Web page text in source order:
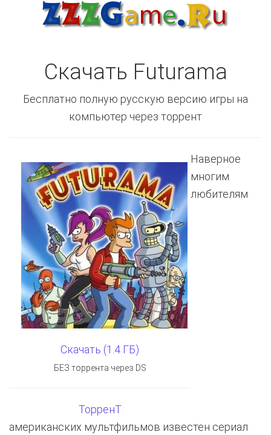
Скачать Futurama
Бесплатно полную русскую версию игры на
компьютер через торрент
Скачать (1.4 ГБ)
БЕЗ торрента через DS
ТорренТ
Наверное
многим
любителям
американских мультфильмов известен сериал